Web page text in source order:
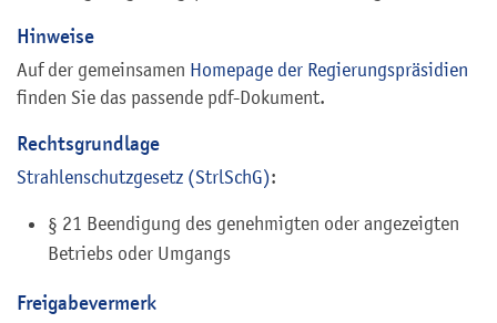
Hinweise
Auf der gemeinsamen Homepage der Regierungspräsidien
finden Sie das passende pdf-Dokument.
Rechtsgrundlage
Strahlenschutzgesetz (StrlSchG):
§ 21 Beendigung des genehmigten oder angezeigten
Betriebs oder Umgangs
Freigabevermerk